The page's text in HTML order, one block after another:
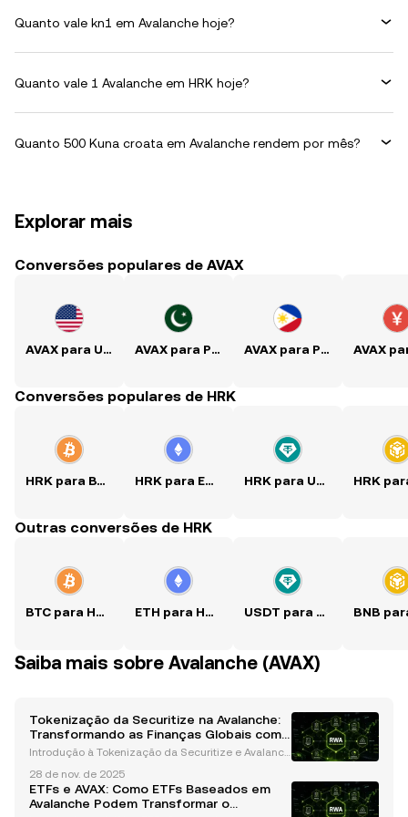
Quanto vale kn1 em Avalanche hoje?
Quanto vale 1 Avalanche em HRK hoje?
Quanto 500 Kuna croata em Avalanche rendem por mês?
Explorar mais
Conversões populares de AVAX
AVAX para USD AVAX para PKR AVAX para PHP
Conversões populares de HRK
HRK para BTC HRK para ETH HRK para USDT
Outras conversões de HRK
BTC para HRK ETH para HRK USDT para HRK
Saiba mais sobre Avalanche (AVAX)
Tokenização da Securitize na Avalanche:
Transformando as Finanças Globais com
Inovação em Blockchain
Introdução à Tokenização da Securitize e Avalanch
olução transformadora, com a tecnologia blockchai
n liderando essa mudança. Entre os avanços mais i
nov
28 de nov. de 2025
ETFs e AVAX: Como ETFs Baseados em
Avalanche Podem Transformar o